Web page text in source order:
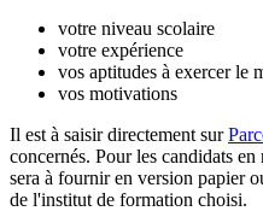
votre niveau scolaire
votre expérience
vos aptitudes à exercer le
vos motivations
Il est à saisir directement sur
concernés. Pour les candidats
sera à fournir en version papier
de l'institut de formation choisi.